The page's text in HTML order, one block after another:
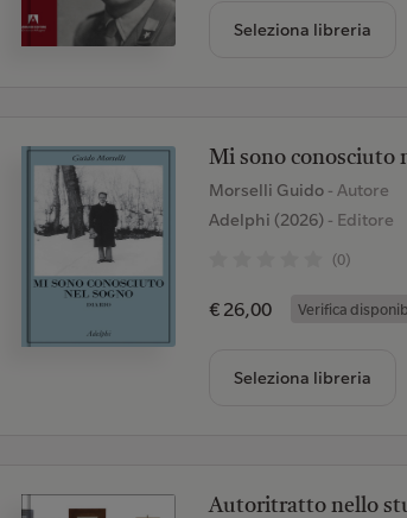
Seleziona libreria
Mi sono conosciuto
Morselli Guido - Autore
Adelphi (2026)- Editore
(0)
€ 26,00 Verifica
Seleziona libreria
Autoritratto nello